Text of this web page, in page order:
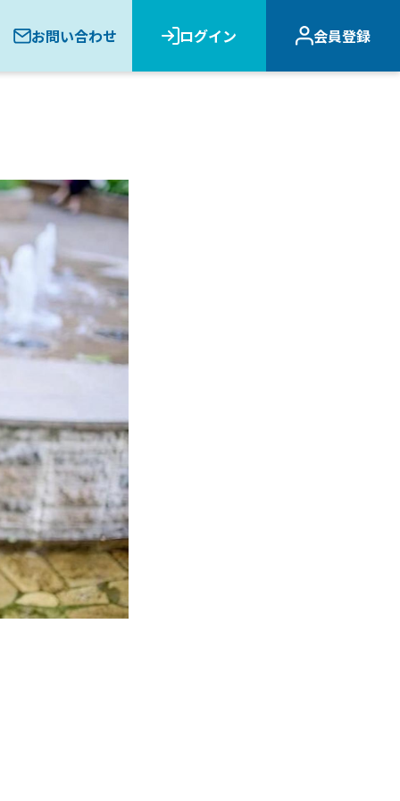
お問い合わせ ログイン 会員登録